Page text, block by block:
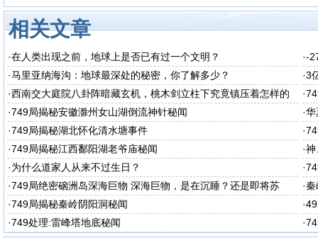
相关文章
·在人类出现之前，地球上是否已有过一个文明？ ·-
·马里亚纳海沟：地球最深处的秘密，你了解多少？ ·3
·西南交大庭院八卦阵暗藏玄机，桃木剑立柱下究竟镇压着怎样的
秘密呢
·
·749局揭秘安徽滁州女山湖倒流神针秘闻 ·华
·749局揭秘湖北怀化清水塘事件 ·
·749局揭秘江西鄱阳湖老爷庙秘闻 ·神
·为什么道家人从来不过生日？ ·
·749局绝密硇洲岛深海巨物 深海巨物，是在沉睡？还是即将苏
醒？
·秦
·749局揭秘秦岭阴阳洞秘闻 ·
·749处理:雷峰塔地底秘闻 ·